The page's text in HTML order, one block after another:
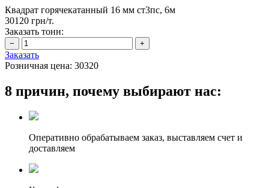
Квадрат горячекатанный 16 мм ст3пс, 6м
30120 грн/т.
Заказать тонн:
Заказать
Розничная цена: 30320
8 причин, почему выбирают нас:
Оперативно обрабатываем заказ, выставляем счет и
доставляем